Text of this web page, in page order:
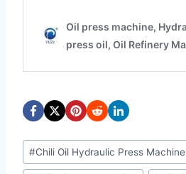
Post
Tags:
#Chili Oil Hydraulic Press Machine